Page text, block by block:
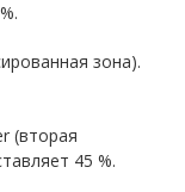
зона).
(вторая
45 %.